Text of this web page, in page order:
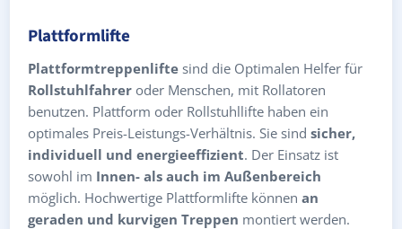
Plattformlifte
Plattformtreppenlifte sind die Optimalen Helfer für
Rollstuhlfahrer oder Menschen, mit Rollatoren
benutzen. Plattform oder Rollstuhllifte haben ein
optimales Preis-Leistungs-Verhältnis. Sie sind sicher,
individuell und energieeffizient. Der Einsatz ist
sowohl im Innen- als auch im Außenbereich
möglich. Hochwertige Plattformlifte können an
geraden und kurvigen Treppen montiert werden.